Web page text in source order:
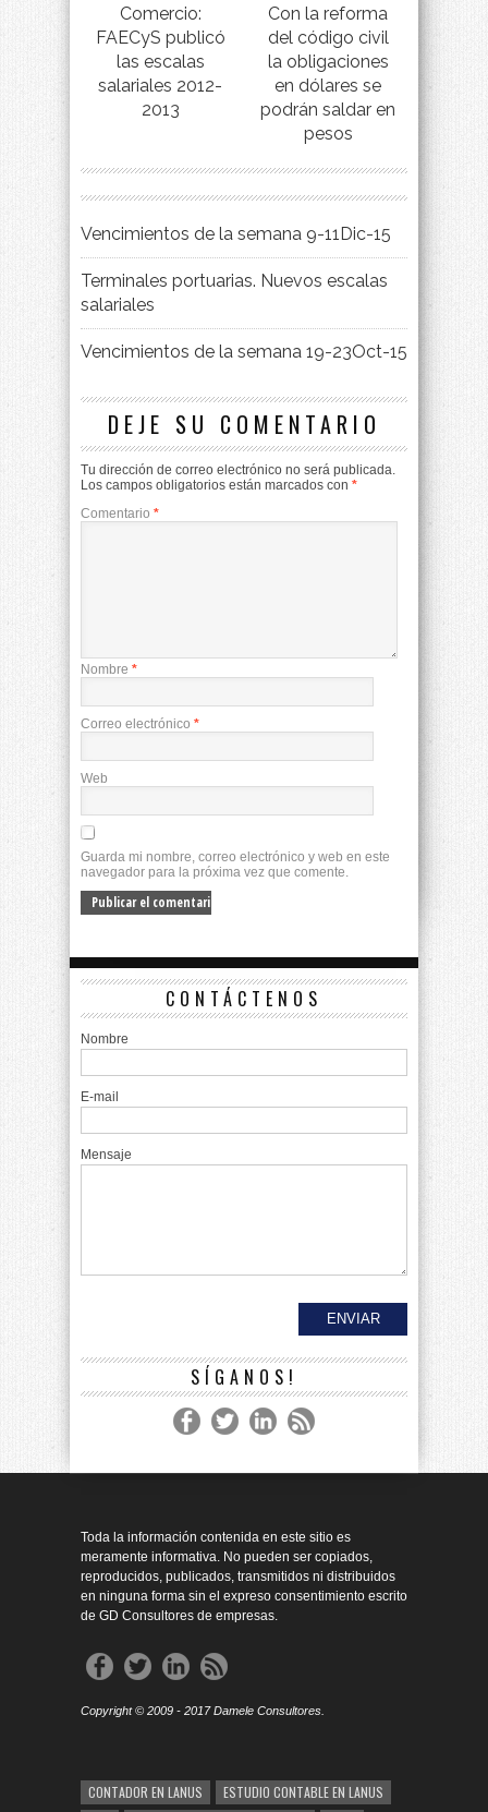
Comercio:
FAECyS publicó
las escalas
salariales 2012-
2013
Con la reforma
del código civil
la obligaciones
en dólares se
podrán saldar en
pesos
Vencimientos de la semana 9-11Dic-15
Terminales portuarias. Nuevos escalas
salariales
Vencimientos de la semana 19-23Oct-15
DEJE SU COMENTARIO
Tu dirección de correo electrónico no será publicada.
Los campos obligatorios están marcados con *
Comentario *
Nombre *
Correo electrónico *
Web
Guarda mi nombre, correo electrónico y web en este
navegador para la próxima vez que comente.
CONTÁCTENOS
Nombre
E-mail
Mensaje
SÍGANOS!
Toda la información contenida en este sitio es
meramente informativa. No pueden ser copiados,
reproducidos, publicados, transmitidos ni distribuidos
en ninguna forma sin el expreso consentimiento escrito
de GD Consultores de empresas.
Copyright © 2009 - 2017 Damele Consultores.
CONTADOR EN LANUS ESTUDIO CONTABLE EN LANUS